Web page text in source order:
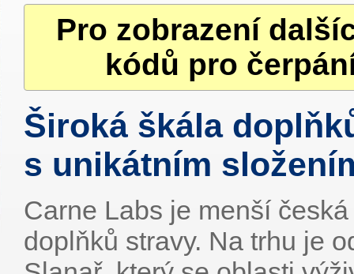
Pro zobrazení
kódů pro
Široká škála
s unikátním
Carne Labs je menší
doplňků stravy. Na trhu je